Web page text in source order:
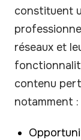
constituent
réseaux et
contenu
notamment :